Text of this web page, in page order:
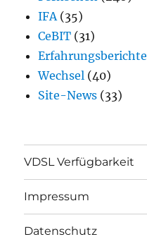
IFA (35)
CeBIT (31)
Erfahrungsberichte
Wechsel (40)
Site-News (33)
VDSL Verfügbarkeit
Impressum
Datenschutz